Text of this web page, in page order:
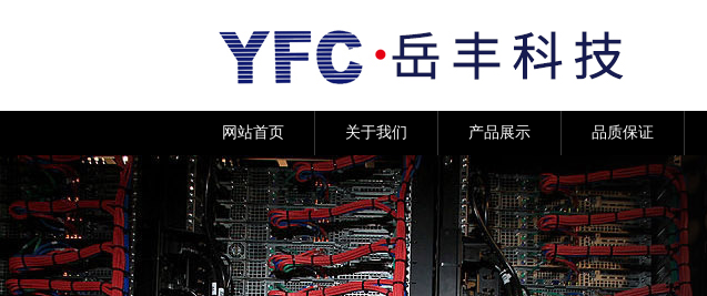
网站首页 关于我们 产品展示 品质保证